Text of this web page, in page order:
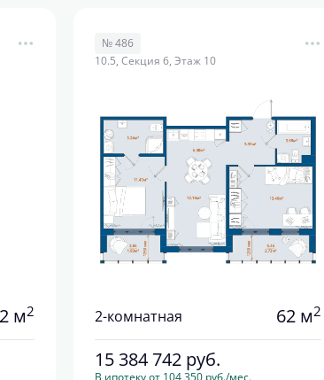
м2
№ 486
10.5, Секция 6, Этаж 10
2-комнатная 62 м2
15 384 742 руб.
В ипотеку от 104 350 руб./мес.